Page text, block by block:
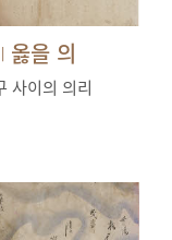
| 옳을 의
사이의 의리